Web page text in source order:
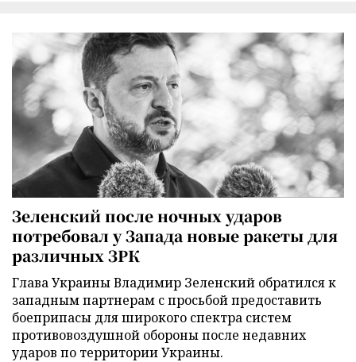
Зеленский после ночных ударов
потребовал у Запада новые ракеты для
различных ЗРК
Глава Украины Владимир Зеленский обратился к
западным партнерам с просьбой предоставить
боеприпасы для широкого спектра систем
противовоздушной обороны после недавних
ударов по территории Украины.